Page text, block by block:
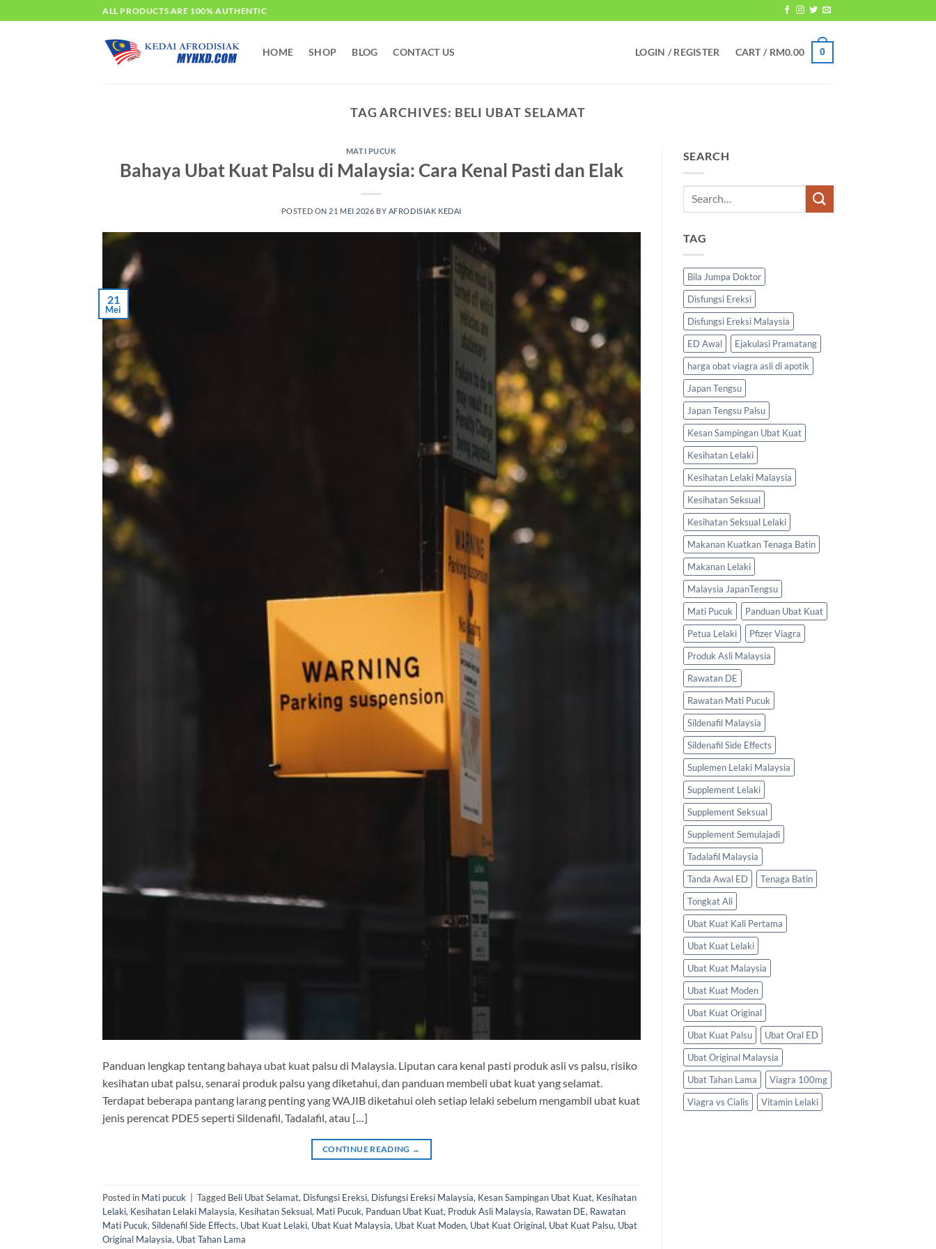
to
ALL PRODUCTS ARE 100% AUTHENTIC
HOME SHOP BLOG CONTACT US LOGIN / REGISTER CART / RM0.00 0
TAG ARCHIVES: BELI UBAT SELAMAT
MATI PUCUK
Bahaya Ubat Kuat Palsu di Malaysia: Cara Kenal Pasti dan Elak
POSTED ON 21 MEI 2026 BY AFRODISIAK KEDAI
21
Mei
Panduan lengkap tentang bahaya ubat kuat palsu di Malaysia. Liputan cara kenal pasti produk asli vs palsu, risiko
kesihatan ubat palsu, senarai produk palsu yang diketahui, dan panduan membeli ubat kuat yang selamat.
Terdapat beberapa pantang larang penting yang WAJIB diketahui oleh setiap lelaki sebelum mengambil ubat kuat
jenis perencat PDE5 seperti Sildenafil, Tadalafil, atau […]
CONTINUE READING →
Posted in Mati pucuk Tagged Beli Ubat Selamat, Disfungsi Ereksi, Disfungsi Ereksi Malaysia, Kesan Sampingan Ubat Kuat, Kesihatan
Lelaki, Kesihatan Lelaki Malaysia, Kesihatan Seksual, Mati Pucuk, Panduan Ubat Kuat, Produk Asli Malaysia, Rawatan DE, Rawatan
Mati Pucuk, Sildenafil Side Effects, Ubat Kuat Lelaki, Ubat Kuat Malaysia, Ubat Kuat Moden, Ubat Kuat Original, Ubat Kuat Palsu, Ubat
Original Malaysia, Ubat Tahan Lama
SEARCH
TAG
Bila Jumpa Doktor
Disfungsi Ereksi
Disfungsi Ereksi Malaysia
ED Awal
Ejakulasi Pramatang
harga obat viagra asli di apotik
Japan Tengsu
Japan Tengsu Palsu
Kesan Sampingan Ubat Kuat
Kesihatan Lelaki
Kesihatan Lelaki Malaysia
Kesihatan Seksual
Kesihatan Seksual Lelaki
Makanan Kuatkan Tenaga Batin
Makanan Lelaki
Malaysia JapanTengsu
Mati Pucuk
Panduan Ubat Kuat
Petua Lelaki
Pfizer Viagra
Produk Asli Malaysia
Rawatan DE
Rawatan Mati Pucuk
Sildenafil Malaysia
Sildenafil Side Effects
Suplemen Lelaki Malaysia
Supplement Lelaki
Supplement Seksual
Supplement Semulajadi
Tadalafil Malaysia
Tanda Awal ED
Tenaga Batin
Tongkat Ali
Ubat Kuat Kali Pertama
Ubat Kuat Lelaki
Ubat Kuat Malaysia
Ubat Kuat Moden
Ubat Kuat Original
Ubat Kuat Palsu
Ubat Oral ED
Ubat Original Malaysia
Ubat Tahan Lama
Viagra 100mg
Viagra vs Cialis
Vitamin Lelaki